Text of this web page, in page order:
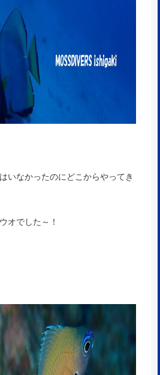
いなかったのにどこからやってき
オでした～！